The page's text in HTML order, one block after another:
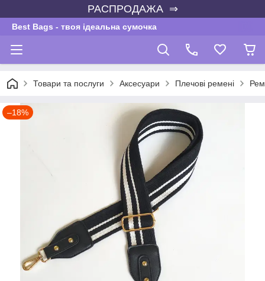
РАСПРОДАЖА ⇒
Best Bags - твоя ідеальна сумочка
Товари та послуги Аксесуари Плечові ремені
–18%